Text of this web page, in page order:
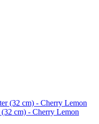
cm) - Cherry Lemon